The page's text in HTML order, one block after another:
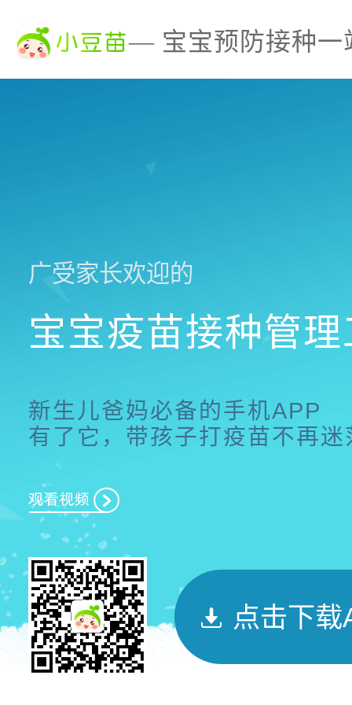
— 宝宝预防接种一
广受家长欢迎的
宝宝疫苗接种管
新生儿爸妈必备的手机APP
有了它，带孩子打疫苗不再迷
点击下载